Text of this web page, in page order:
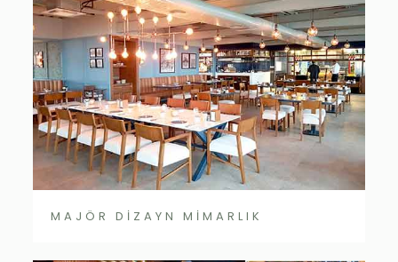
MAJÖR DİZAYN MİMARLIK